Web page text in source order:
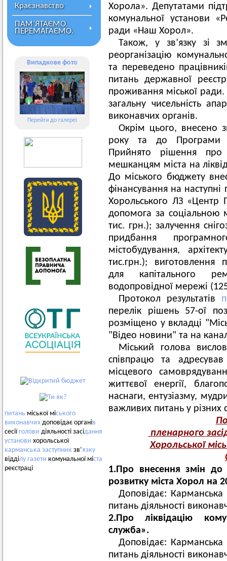
Краєзнавство
ПАМ’ЯТАЄМО.
ПЕРЕМАГАЄМО.
Випадкове фото
Перейти до галереї
питань міської міського
виконавчих доповідає органів
сесіїголови діяльності засідання
установи хорольської
карманська заступник зв’язку
відділу газети комунальної міста
реєстраці
Хорола». Депутатами
комунальної установи
ради «Наш Хорол».
Також, у зв’язку зі
реорганізацію
та переведено
питань державної
проживання міської ради.
загальну чисельність
виконавчих органів.
Окрім цього, внесено
року та до Програми
Прийнято рішення про
мешканцям міста на
До міського бюджету
фінансування на
Хорольського ЛЗ «Центр
допомога за соціальною
тис. грн.); залучення
придбання
містобудування,
тис.грн.); виготовлення
для капітального
водопровідної мережі
Протокол результатів
перелік рішень 57-ої
розміщено у вкладці
"Відео новини" та на
Міський голова
співпрацю та
місцевого
життєвої енергії,
наснаги, ентузіазму,
важливих питань у різних
пленарного
Хорольської
1.Про внесення змін до
розвитку міста Хорол на
Доповідає:
питань діяльності
2.Про ліквідацію
служба».
Доповідає:
питань діяльності